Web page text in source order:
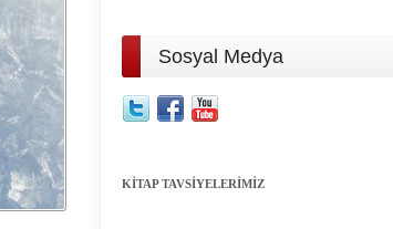
Sosyal Medya
KİTAP TAVSİYELERİMİZ